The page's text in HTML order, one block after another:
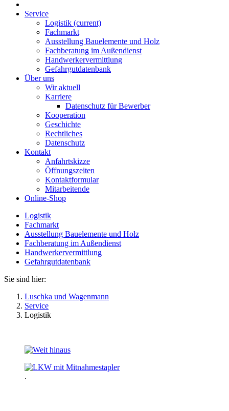
Service
Logistik (current)
Fachmarkt
Ausstellung Bauelemente und Holz
Fachberatung im Außendienst
Handwerkervermittlung
Gefahrgutdatenbank
Über uns
Wir aktuell
Karriere
Datenschutz für Bewerber
Kooperation
Geschichte
Rechtliches
Datenschutz
Kontakt
Anfahrtskizze
Öffnungszeiten
Kontaktformular
Mitarbeitende
Online-Shop
Logistik
Fachmarkt
Ausstellung Bauelemente und Holz
Fachberatung im Außendienst
Handwerkervermittlung
Gefahrgutdatenbank
Sie sind hier:
Luschka und Wagenmann
Service
Logistik
.